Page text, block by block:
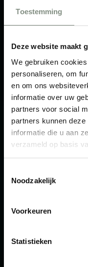
Toestemming
Deze website maakt
We gebruiken
personaliseren, om
en om ons
informatie over uw
partners voor social
partners kunnen
informatie die u aan
verzameld op basis
Noodzakelijk
Voorkeuren
Statistieken
Vrijdag: 13:00 –
7. Breng je fiets
Zorg ervoor dat je
brengt—geen zand
voor dat hij spic en
ophaalt.
8. Ophalen na de
Je ontvangt van ons
werkdagen na de